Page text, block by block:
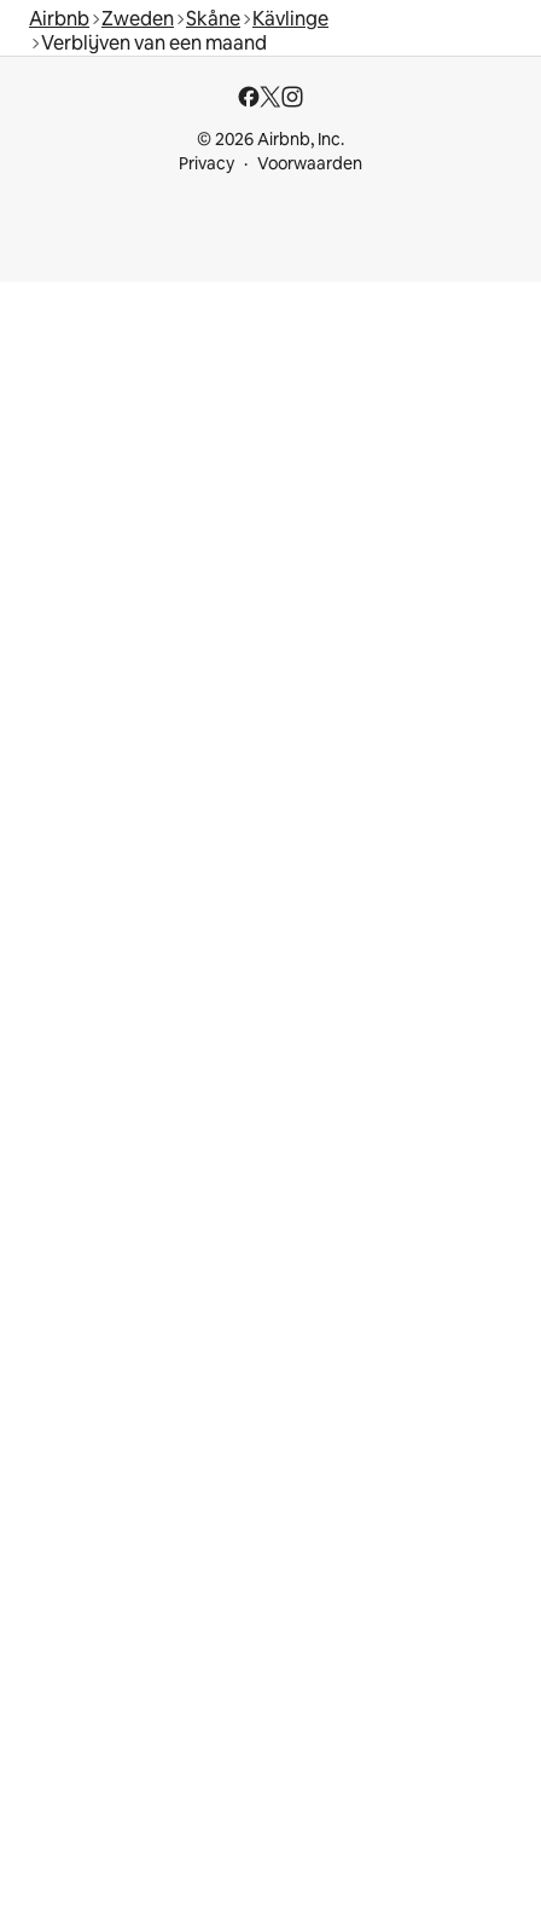
Airbnb Zweden Skåne Kävlinge
Verblijven van een maand
© 2026 Airbnb, Inc.
Privacy
Voorwaarden